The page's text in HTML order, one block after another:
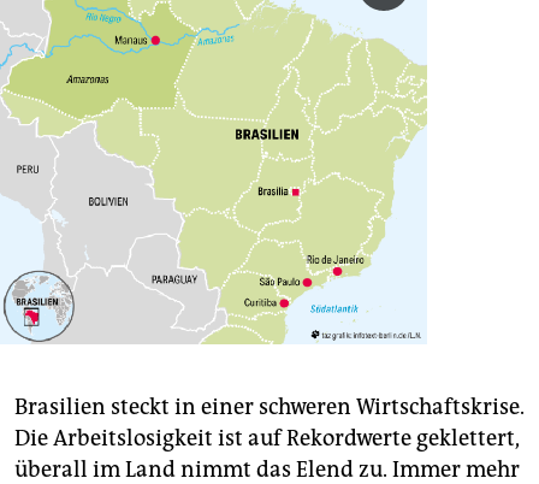
Brasilien steckt in einer schweren Wirtschaftskrise.
Die Arbeitslosigkeit ist auf Rekordwerte geklettert,
überall im Land nimmt das Elend zu. Immer mehr